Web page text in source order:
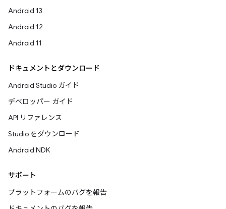
Android 13
Android 12
Android 11
ドキュメントとダウンロード
Android Studio ガイド
デベロッパー ガイド
API リファレンス
Studio をダウンロード
Android NDK
サポート
プラットフォームのバグを報告